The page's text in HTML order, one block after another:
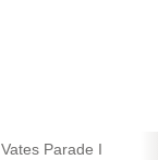
Vates Parade I